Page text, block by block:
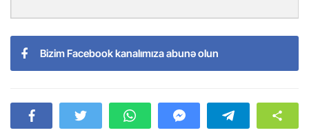
Bizim Facebook kanalımıza abunə olun